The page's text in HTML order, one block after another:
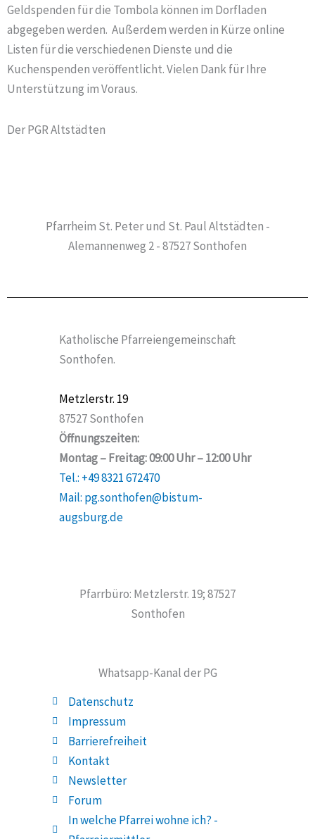
Geldspenden für die Tombola können im Dorfladen
abgegeben werden. Außerdem werden in Kürze online
Listen für die verschiedenen Dienste und die
Kuchenspenden veröffentlicht. Vielen Dank für Ihre
Unterstützung im Voraus.
Der PGR Altstädten
Pfarrheim St. Peter und St. Paul Altstädten -
Alemannenweg 2 - 87527 Sonthofen
Katholische Pfarreiengemeinschaft
Sonthofen.
Metzlerstr. 19
87527 Sonthofen
Öffnungszeiten:
Montag – Freitag: 09:00 Uhr – 12:00 Uhr
Tel.: +49 8321 672470
Mail: pg.sonthofen@bistum-
augsburg.de
Datenschutz
Impressum
Barrierefreiheit
Kontakt
Newsletter
Forum
In welche Pfarrei wohne ich? -
Pfarrbüro: Metzlerstr. 19; 87527
Sonthofen
Whatsapp-Kanal der PG